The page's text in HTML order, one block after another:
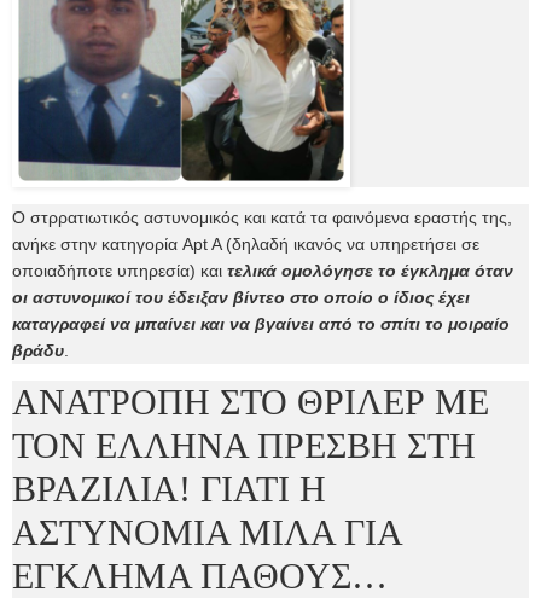
Ο στρρατιωτικός αστυνομικός και κατά τα φαινόμενα εραστής της,
ανήκε στην κατηγορία Apt A (δηλαδή ικανός να υπηρετήσει σε
οποιαδήποτε υπηρεσία) και τελικά ομολόγησε το έγκλημα όταν
οι αστυνομικοί του έδειξαν βίντεο στο οποίο ο ίδιος έχει
καταγραφεί να μπαίνει και να βγαίνει από το σπίτι το μοιραίο
βράδυ
ΑΝΑΤΡΟΠΗ ΣΤΟ ΘΡΙΛΕΡ ΜΕ
ΤΟΝ ΕΛΛΗΝΑ ΠΡΕΣΒΗ ΣΤΗ
ΒΡΑΖΙΛΙΑ! ΓΙΑΤΙ Η
ΑΣΤΥΝΟΜΙΑ ΜΙΛΑ ΓΙΑ
ΕΓΚΛΗΜΑ ΠΑΘΟΥΣ…